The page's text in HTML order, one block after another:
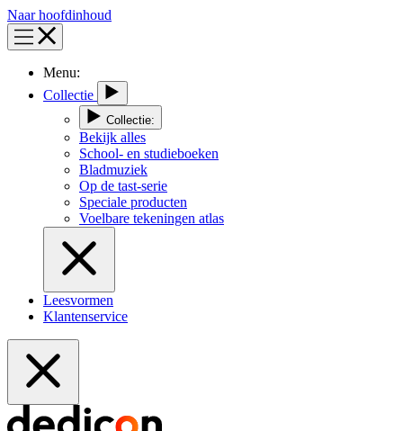
Naar hoofdinhoud
Menu:
Collectie
Collectie:
Bekijk alles
School- en studieboeken
Bladmuziek
Op de tast-serie
Speciale producten
Voelbare tekeningen atlas
Leesvormen
Klantenservice